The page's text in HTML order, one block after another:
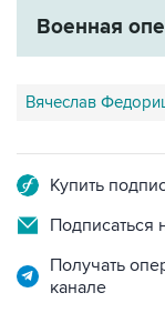
Военная
Вячеслав
Купить
Подписаться
Получать
канале